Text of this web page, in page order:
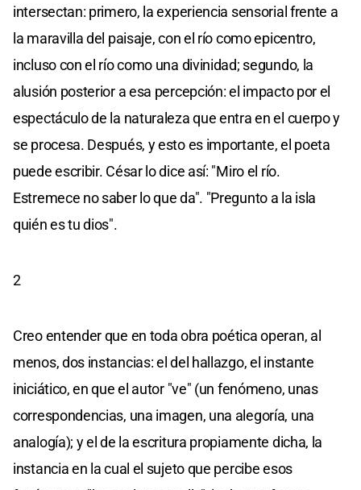
intersectan: primero, la experiencia sensorial frente a
la maravilla del paisaje, con el río como epicentro,
incluso con el río como una divinidad; segundo, la
alusión posterior a esa percepción: el impacto por el
espectáculo de la naturaleza que entra en el cuerpo y
se procesa. Después, y esto es importante, el poeta
puede escribir. César lo dice así: "Miro el río.
Estremece no saber lo que da". "Pregunto a la isla
quién es tu dios".
2
Creo entender que en toda obra poética operan, al
menos, dos instancias: el del hallazgo, el instante
iniciático, en que el autor "ve" (un fenómeno, unas
correspondencias, una imagen, una alegoría, una
analogía); y el de la escritura propiamente dicha, la
instancia en la cual el sujeto que percibe esos